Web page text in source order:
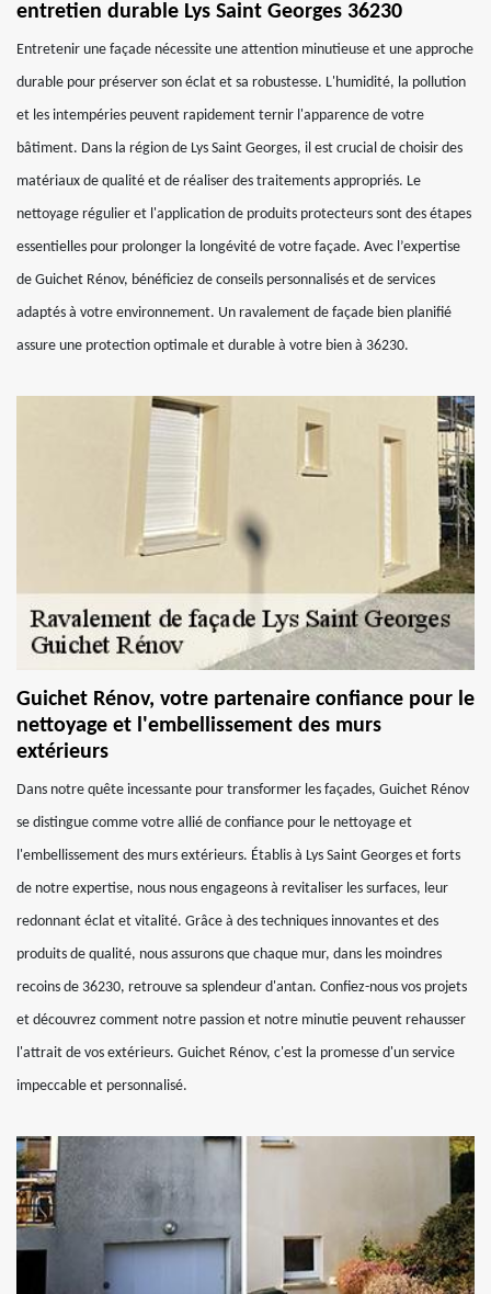
entretien durable Lys Saint Georges 36230
Entretenir une façade nécessite une attention minutieuse et une approche
durable pour préserver son éclat et sa robustesse. L'humidité, la pollution
et les intempéries peuvent rapidement ternir l'apparence de votre
bâtiment. Dans la région de Lys Saint Georges, il est crucial de choisir des
matériaux de qualité et de réaliser des traitements appropriés. Le
nettoyage régulier et l'application de produits protecteurs sont des étapes
essentielles pour prolonger la longévité de votre façade. Avec l’expertise
de Guichet Rénov, bénéficiez de conseils personnalisés et de services
adaptés à votre environnement. Un ravalement de façade bien planifié
assure une protection optimale et durable à votre bien à 36230.
Guichet Rénov, votre partenaire confiance pour le
nettoyage et l'embellissement des murs
extérieurs
Dans notre quête incessante pour transformer les façades, Guichet Rénov
se distingue comme votre allié de confiance pour le nettoyage et
l'embellissement des murs extérieurs. Établis à Lys Saint Georges et forts
de notre expertise, nous nous engageons à revitaliser les surfaces, leur
redonnant éclat et vitalité. Grâce à des techniques innovantes et des
produits de qualité, nous assurons que chaque mur, dans les moindres
recoins de 36230, retrouve sa splendeur d'antan. Confiez-nous vos projets
et découvrez comment notre passion et notre minutie peuvent rehausser
l'attrait de vos extérieurs. Guichet Rénov, c'est la promesse d'un service
impeccable et personnalisé.